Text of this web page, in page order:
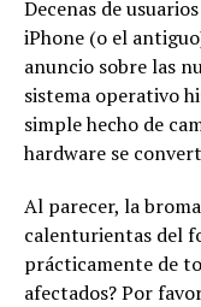
Decenas de
iPhone (o el
anuncio sobre las
sistema operativo
simple hecho de
hardware se
Al parecer, la
calenturientas del
prácticamente de
afectados? Por